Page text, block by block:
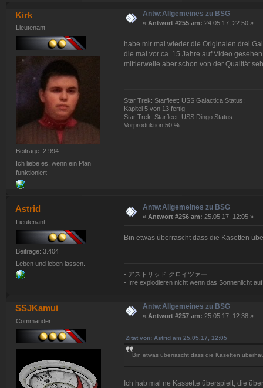
Kirk
Lieutenant
Beiträge: 2.994
Ich liebe es, wenn ein Plan
funktioniert
Antw:Allgemeines zu BSG
« Antwort #255 am: 24.05.17, 22:50 »
habe mir mal wieder die Originalen drei
die mal vor ca. 15 Jahre auf Video
mittlerweile aber schon von der Qualität
Star Trek: Starfleet: USS Galactica Status:
Kapitel 5 von 13 fertig
Star Trek: Starfleet: USS Dingo Status:
Vorproduktion 50 %
Astrid
Lieutenant
Beiträge: 3.404
Leben und leben lassen.
Antw:Allgemeines zu BSG
« Antwort #256 am: 25.05.17, 12:05 »
Bin etwas überrascht dass die Kasetten
- アストリッド クロイツァー
- Irre explodieren nicht wenn das Sonnenlicht
SSJKamui
Commander
Antw:Allgemeines zu BSG
« Antwort #257 am: 25.05.17, 12:38 »
Zitat von: Astrid am 25.05.17, 12:05
Bin etwas überrascht dass die Kasetten
Ich hab mal ne Kassette überspielt, die